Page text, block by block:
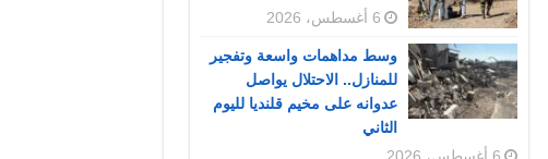
6 أغسطس، 2026
وسط مداهمات واسعة وتفجير
للمنازل.. الاحتلال يواصل
عدوانه على مخيم قلنديا لليوم
الثاني